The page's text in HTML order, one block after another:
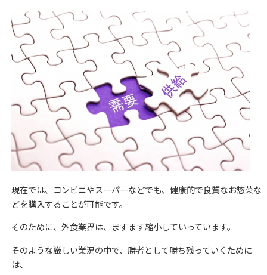
現在では、コンビニやスーパーなどでも、健康的で良質なお惣菜な
どを購入することが可能です。
そのために、外食業界は、ますます縮小していっています。
そのような厳しい業況の中で、勝者として勝ち残っていくために
は、